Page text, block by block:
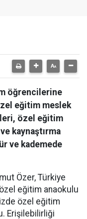
öğrencilerine
eğitim meslek
özel eğitim
kaynaştırma
ve kademede
Özer, Türkiye
eğitim anaokulu
özel eğitim
Erişilebilirliği